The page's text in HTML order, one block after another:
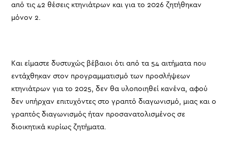
από τις 42 θέσεις κτηνιάτρων και για το 2026 ζητήθηκαν
μόνον 2.
Και είμαστε δυστυχώς βέβαιοι ότι από τα 54 αιτήματα που
εντάχθηκαν στον προγραμματισμό των προσλήψεων
κτηνιάτρων για το 2025, δεν θα υλοποιηθεί κανένα, αφού
δεν υπήρχαν επιτυχόντες στο γραπτό διαγωνισμό, μιας και ο
γραπτός διαγωνισμός ήταν προσανατολισμένος σε
διοικητικά κυρίως ζητήματα.